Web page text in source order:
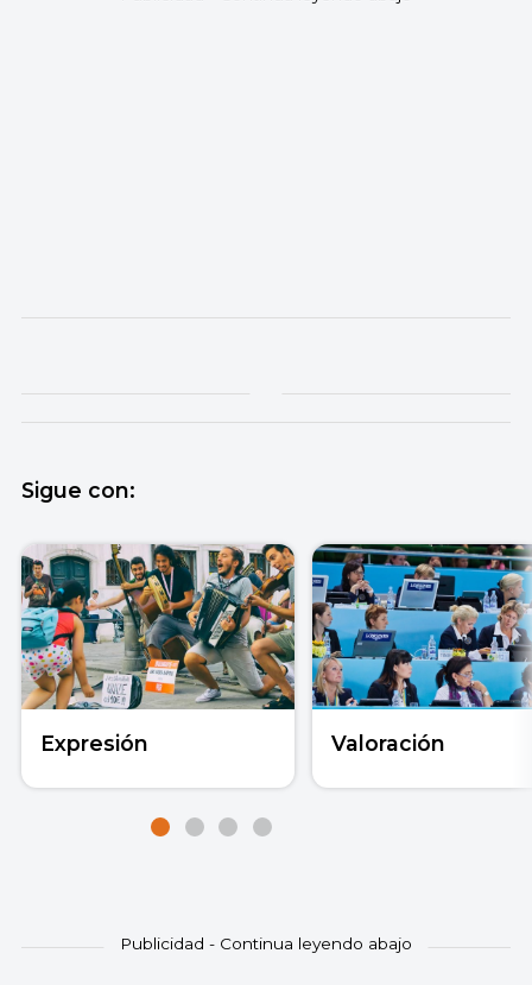
Sigue con:
Expresión Valoración